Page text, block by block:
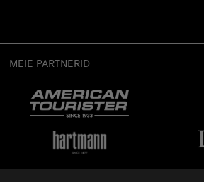
MEIE PARTNERID